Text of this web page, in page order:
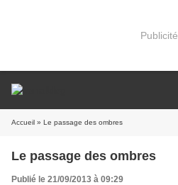
Publicité
Accueil » Le passage des ombres
Le passage des ombres
Publié le 21/09/2013 à 09:29